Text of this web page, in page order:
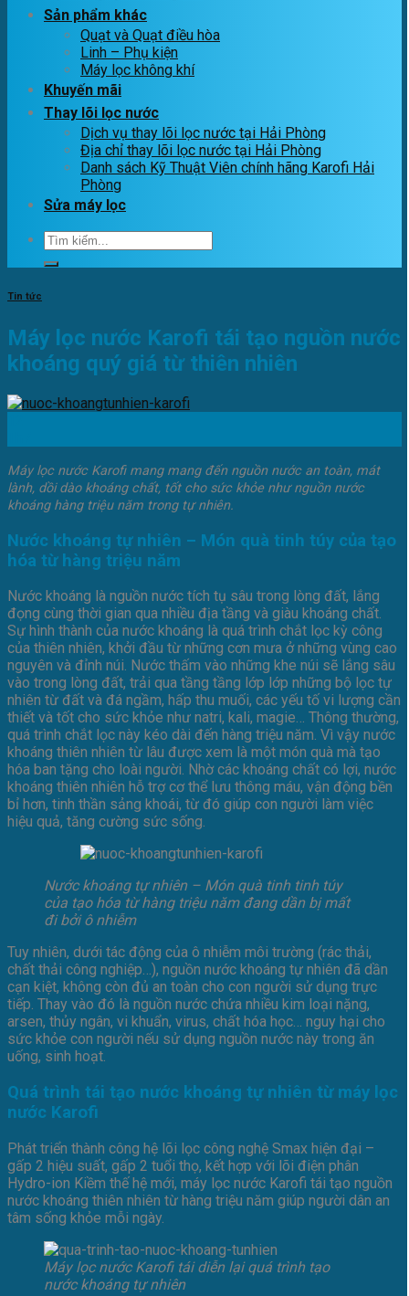
Sản phẩm khác
Quạt và Quạt điều hòa
Linh – Phụ kiện
Máy lọc không khí
Khuyến mãi
Thay lõi lọc nước
Dịch vụ thay lõi lọc nước tại Hải Phòng
Địa chỉ thay lõi lọc nước tại Hải Phòng
Danh sách Kỹ Thuật Viên chính hãng Karofi Hải
Phòng
Sửa máy lọc
Tìm
kiếm:
Tin tức
Máy lọc nước Karofi tái tạo nguồn nước
khoáng quý giá từ thiên nhiên
Máy lọc nước Karofi mang mang đến nguồn nước an toàn, mát
lành, dồi dào khoáng chất, tốt cho sức khỏe như nguồn nước
khoáng hàng triệu năm trong tự nhiên.
Nước khoáng tự nhiên – Món quà tinh túy của tạo
hóa từ hàng triệu năm
Nước khoáng là nguồn nước tích tụ sâu trong lòng đất, lắng
đọng cùng thời gian qua nhiều địa tầng và giàu khoáng chất.
Sự hình thành của nước khoáng là quá trình chắt lọc kỳ công
của thiên nhiên, khởi đầu từ những cơn mưa ở những vùng cao
nguyên và đỉnh núi. Nước thấm vào những khe núi sẽ lắng sâu
vào trong lòng đất, trải qua tầng tầng lớp lớp những bộ lọc tự
nhiên từ đất và đá ngầm, hấp thu muối, các yếu tố vi lượng cần
thiết và tốt cho sức khỏe như natri, kali, magie… Thông thường,
quá trình chắt lọc này kéo dài đến hàng triệu năm. Vì vậy nước
khoáng thiên nhiên từ lâu được xem là một món quà mà tạo
hóa ban tặng cho loài người. Nhờ các khoáng chất có lợi, nước
khoáng thiên nhiên hỗ trợ cơ thể lưu thông máu, vận động bền
bỉ hơn, tinh thần sảng khoái, từ đó giúp con người làm việc
hiệu quả, tăng cường sức sống.
Nước khoáng tự nhiên – Món quà tinh tinh túy
của tạo hóa từ hàng triệu năm đang dần bị mất
đi bởi ô nhiễm
Tuy nhiên, dưới tác động của ô nhiễm môi trường (rác thải,
chất thải công nghiệp…), nguồn nước khoáng tự nhiên đã dần
cạn kiệt, không còn đủ an toàn cho con người sử dụng trực
tiếp. Thay vào đó là nguồn nước chứa nhiều kim loại nặng,
arsen, thủy ngân, vi khuẩn, virus, chất hóa học… nguy hại cho
sức khỏe con người nếu sử dụng nguồn nước này trong ăn
uống, sinh hoạt.
Quá trình tái tạo nước khoáng tự nhiên từ máy lọc
nước Karofi
Phát triển thành công hệ lõi lọc công nghệ Smax hiện đại –
gấp 2 hiệu suất, gấp 2 tuổi thọ, kết hợp với lõi điện phân
Hydro-ion Kiềm thế hệ mới, máy lọc nước Karofi tái tạo nguồn
nước khoáng thiên nhiên từ hàng triệu năm giúp người dân an
tâm sống khỏe mỗi ngày.
Máy lọc nước Karofi tái diễn lại quá trình tạo
nước khoáng tự nhiên